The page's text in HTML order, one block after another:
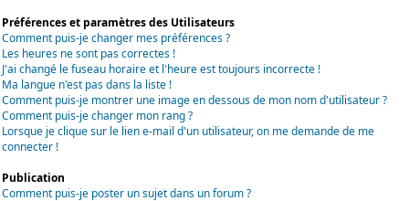
Préférences et paramètres des Utilisateurs
Comment puis-je changer mes préférences ?
Les heures ne sont pas correctes !
J'ai changé le fuseau horaire et l'heure est toujours incorrecte !
Ma langue n'est pas dans la liste !
Comment puis-je montrer une image en dessous de mon nom d'utilisateur ?
Comment puis-je changer mon rang ?
Lorsque je clique sur le lien e-mail d'un utilisateur, on me demande de me
connecter !
Publication
Comment puis-je poster un sujet dans un forum ?